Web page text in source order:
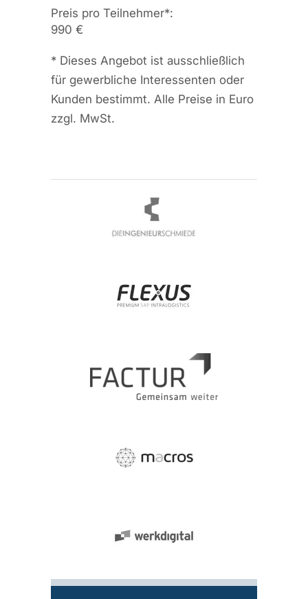
Preis pro Teilnehmer*:
990 €
* Dieses Angebot ist ausschließlich
für gewerbliche Interessenten oder
Kunden bestimmt. Alle Preise in Euro
zzgl. MwSt.